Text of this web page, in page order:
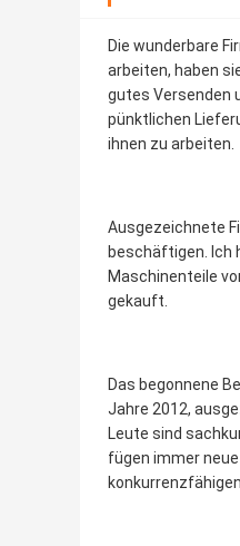
Die wunderbare
arbeiten, haben
gutes Versenden
pünktlichen
ihnen zu arbeiten.
Ausgezeichnete
beschäftigen. Ich
Maschinenteile
gekauft.
Das begonnene
Jahre 2012,
Leute sind
fügen immer